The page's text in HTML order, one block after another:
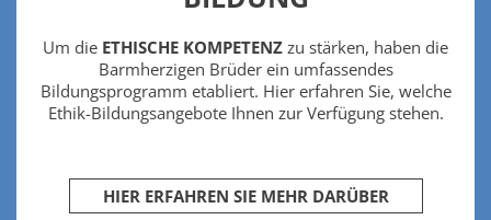
Um die ETHISCHE KOMPETENZ zu stärken, haben die
Barmherzigen Brüder ein umfassendes
Bildungsprogramm etabliert. Hier erfahren Sie, welche
Ethik-Bildungsangebote Ihnen zur Verfügung stehen.
HIER ERFAHREN SIE MEHR DARÜBER